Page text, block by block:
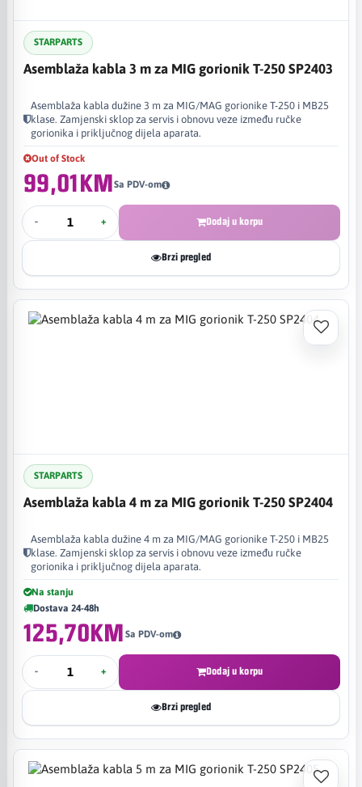
STARPARTS
Asemblaža kabla 3 m za MIG gorionik T-250 SP2403
Asemblaža kabla dužine 3 m za MIG/MAG gorionike T-250 i MB25
klase. Zamjenski sklop za servis i obnovu veze između ručke
gorionika i priključnog dijela aparata.
Out of Stock
99,01KMSa PDV-om
- + Dodaj u korpu
Brzi pregled
STARPARTS
Asemblaža kabla 4 m za MIG gorionik T-250 SP2404
Asemblaža kabla dužine 4 m za MIG/MAG gorionike T-250 i MB25
klase. Zamjenski sklop za servis i obnovu veze između ručke
gorionika i priključnog dijela aparata.
Na stanju
Dostava 24-48h
125,70KM Sa PDV-om
- + Dodaj u korpu
Brzi pregled